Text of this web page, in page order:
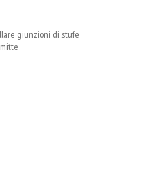
giunzioni di stufe